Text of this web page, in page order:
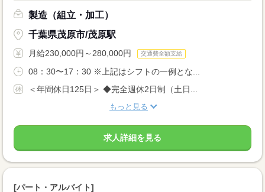
製造（組立・加工）
千葉県茂原市/茂原駅
月給230,000円～280,000円 交通費全額支給
08：30〜17：30 ※上記はシフトの一例とな...
＜年間休日125日＞ ◆完全週休2日制（土日...
もっと見る
求人詳細を見る
[パート・アルバイト]